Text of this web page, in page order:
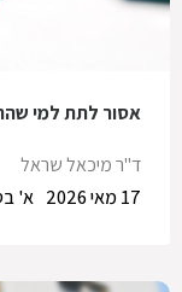
אסור לתת למי
ד"ר מיכאל שראל
א'
17 מאי 2026